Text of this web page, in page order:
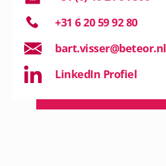
+31 6 20 59 92 80
bart.visser@beteor.nl
LinkedIn Profiel